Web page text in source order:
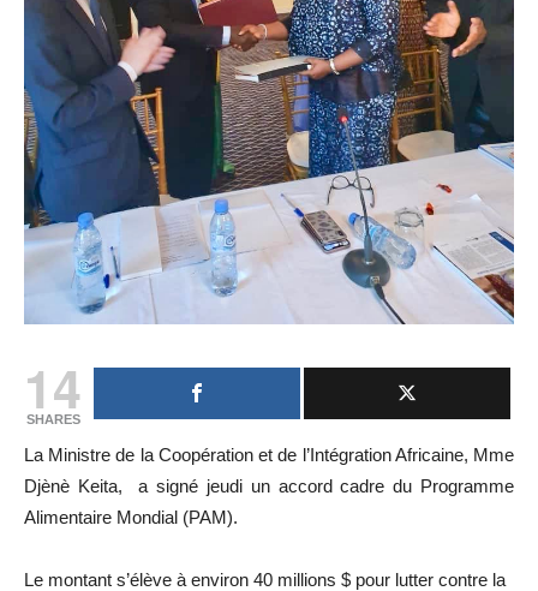
14
SHARES
La Ministre de la Coopération et de l’Intégration Africaine, Mme
Djènè Keita, a signé jeudi un accord cadre du Programme
Alimentaire Mondial (PAM).
Le montant s’élève à environ 40 millions $ pour lutter contre la